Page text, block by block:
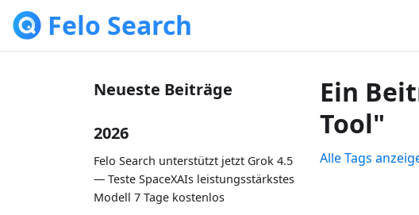
Felo Search
Neueste Beiträge
2026
Felo Search unterstützt jetzt Grok 4.5
— Teste SpaceXAIs leistungsstärkstes
Modell 7 Tage kostenlos
Ein
Tool"
Alle Tags